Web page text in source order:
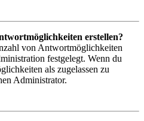
erstellen?
von Antwortmöglichkeiten
festgelegt. Wenn du
als zugelassen zu
Administrator.